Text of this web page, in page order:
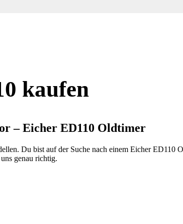
kaufen
– Eicher ED110 Oldtimer
Du bist auf der Suche nach einem Eicher ED110
genau richtig.